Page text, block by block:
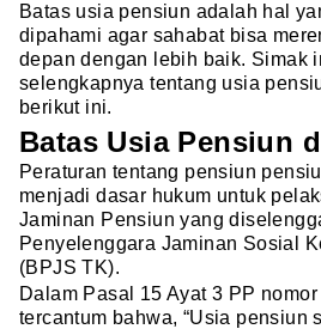
Batas usia pensiun adalah hal
dipahami agar sahabat bisa
depan dengan lebih baik. Simak
selengkapnya tentang usia
berikut ini.
Batas Usia Pensiun
Peraturan tentang pensiun
menjadi dasar hukum untuk
Jaminan Pensiun yang
Penyelenggara Jaminan Sosial
(BPJS TK).
Dalam Pasal 15 Ayat 3 PP
tercantum bahwa, “Usia pensiun